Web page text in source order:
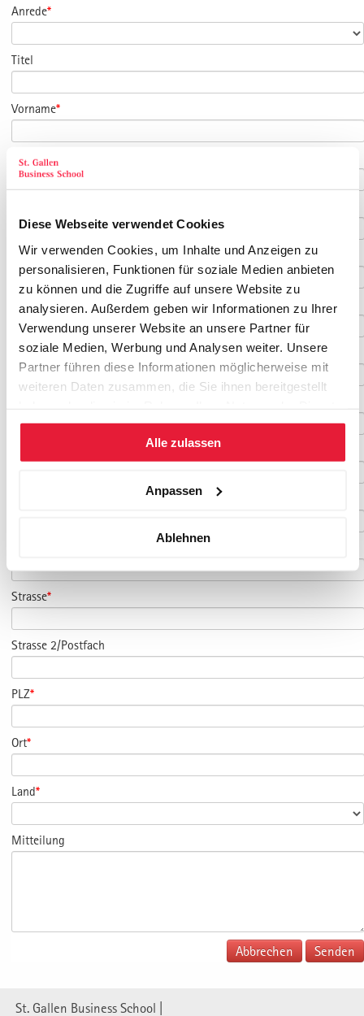
Diese Webseite verwendet Cookies
Wir verwenden Cookies, um Inhalte und Anzeigen zu
personalisieren, Funktionen für soziale Medien anbieten
zu können und die Zugriffe auf unsere Website zu
analysieren. Außerdem geben wir Informationen zu Ihrer
Verwendung unserer Website an unsere Partner für
soziale Medien, Werbung und Analysen weiter. Unsere
Partner führen diese Informationen möglicherweise mit
weiteren Daten zusammen, die Sie ihnen bereitgestellt
gesammelt haben.
Alle zulassen
Anpassen
Ablehnen
Anrede*
Titel
Vorname*
Nachname
E-Mail*
Telefon*
Fax
Strasse*
Strasse 2/Postfach
PLZ*
Ort*
Land*
Mitteilung
Abbrechen
St. Gallen Business School |